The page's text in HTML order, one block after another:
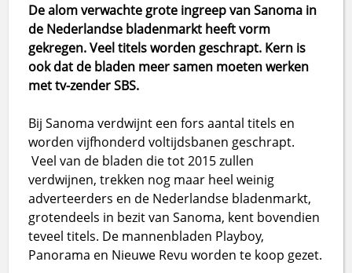
De alom verwachte grote ingreep van Sanoma in
de Nederlandse bladenmarkt heeft vorm
gekregen. Veel titels worden geschrapt. Kern is
ook dat de bladen meer samen moeten werken
met tv-zender SBS.
Bij Sanoma verdwijnt een fors aantal titels en
worden vijfhonderd voltijdsbanen geschrapt.
Veel van de bladen die tot 2015 zullen
verdwijnen, trekken nog maar heel weinig
adverteerders en de Nederlandse bladenmarkt,
grotendeels in bezit van Sanoma, kent bovendien
teveel titels. De mannenbladen Playboy,
Panorama en Nieuwe Revu worden te koop gezet.